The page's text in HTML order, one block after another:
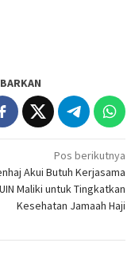
Pos berikutnya
Akui Butuh Kerjasama
Maliki untuk Tingkatkan
Kesehatan Jamaah Haji